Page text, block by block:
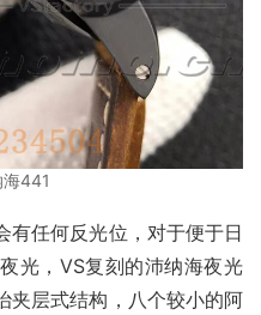
441
有任何反光位，对于便于日
光，VS复刻的沛纳海夜光
夹层式结构，八个较小的阿